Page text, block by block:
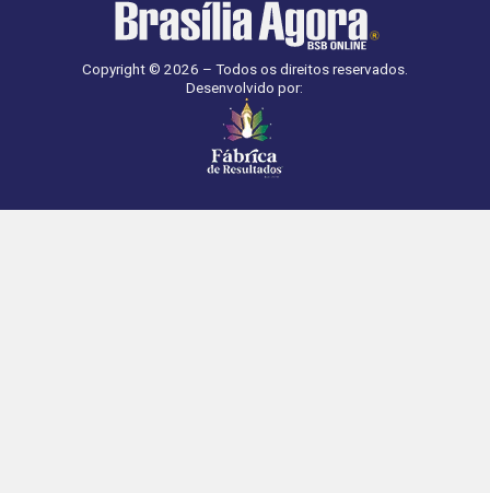
Copyright © 2026 – Todos os direitos reservados.
Desenvolvido por: